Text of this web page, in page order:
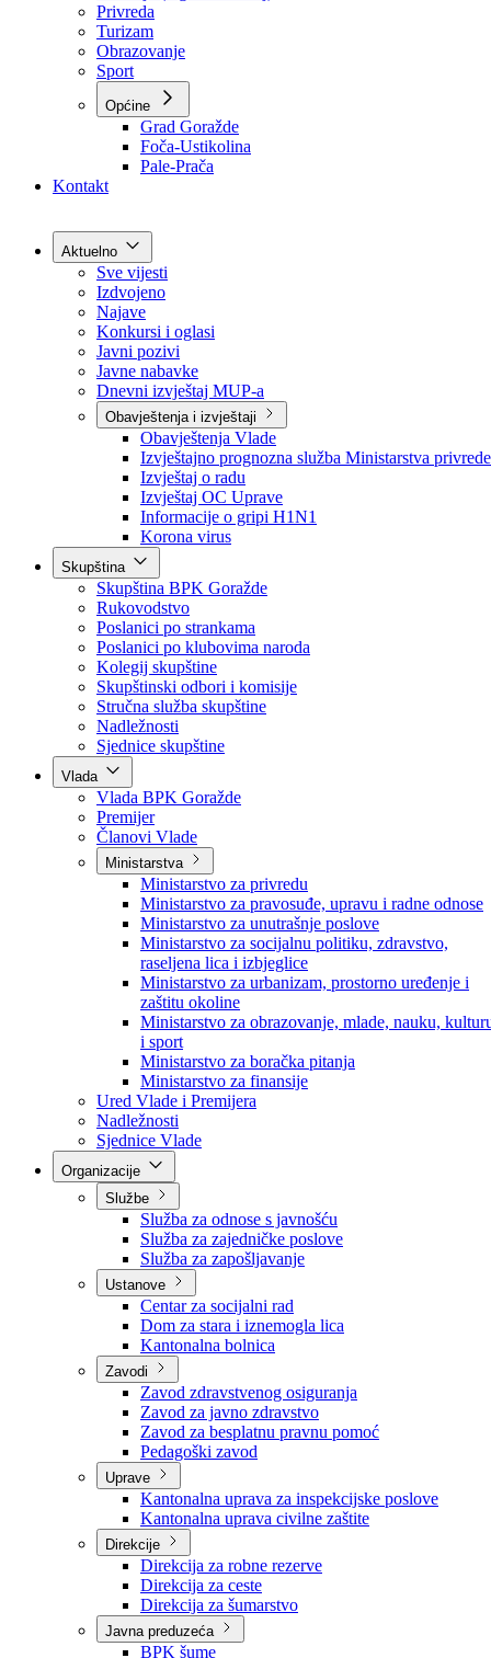
O kantonu
Simboli kantona (Grb, zastava)
Historija (digitalni muzej)
Privreda
Turizam
Obrazovanje
Sport
Općine
Kontakt
Aktuelno
Sve vijesti
Izdvojeno
Najave
Konkursi i oglasi
Javni pozivi
Javne nabavke
Dnevni izvještaj MUP-a
Obavještenja i izvještaji
Obavještenja Vlade
Izvještajno prognozna služba Ministarstva privrede
Izvještaj o radu
Izvještaj OC Uprave
Informacije o gripi H1N1
Korona virus
Skupština
Skupština BPK Goražde
Rukovodstvo
Poslanici po strankama
Poslanici po klubovima naroda
Kolegij skupštine
Skupštinski odbori i komisije
Stručna služba skupštine
Nadležnosti
Sjednice skupštine
Vlada
Vlada BPK Goražde
Premijer
Članovi Vlade
Ministarstva
Ministarstvo za privredu
Ministarstvo za pravosuđe, upravu i radne odnose
Ministarstvo za unutrašnje poslove
Ministarstvo za socijalnu politiku, zdravstvo,
raseljena lica i izbjeglice
Ministarstvo za urbanizam, prostorno uređenje i
zaštitu okoline
Ministarstvo za obrazovanje, mlade, nauku,
i sport
Ministarstvo za boračka pitanja
Ministarstvo za finansije
Ured Vlade i Premijera
Nadležnosti
Sjednice Vlade
Službe
Služba za odnose s javnošću
Služba za zajedničke poslove
Služba za zapošljavanje
Ustanove
Centar za socijalni rad
Dom za stara i iznemogla lica
Kantonalna bolnica
Zavodi
Zavod zdravstvenog osiguranja
Zavod za javno zdravstvo
Zavod za besplatnu pravnu pomoć
Pedagoški zavod
Uprave
Kantonalna uprava za inspekcijske poslove
Kantonalna uprava civilne zaštite
Direkcije
Direkcija za robne rezerve
Direkcija za ceste